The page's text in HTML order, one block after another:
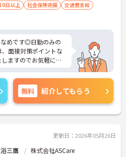
日以上 社会保険完備
交通費支給
めです◎日勤のみの
面接対策ポイントな
ますのでお気軽にご
無料 紹介してもらう
更新日：2026年05月26日
三鷹 株式会社ASCare